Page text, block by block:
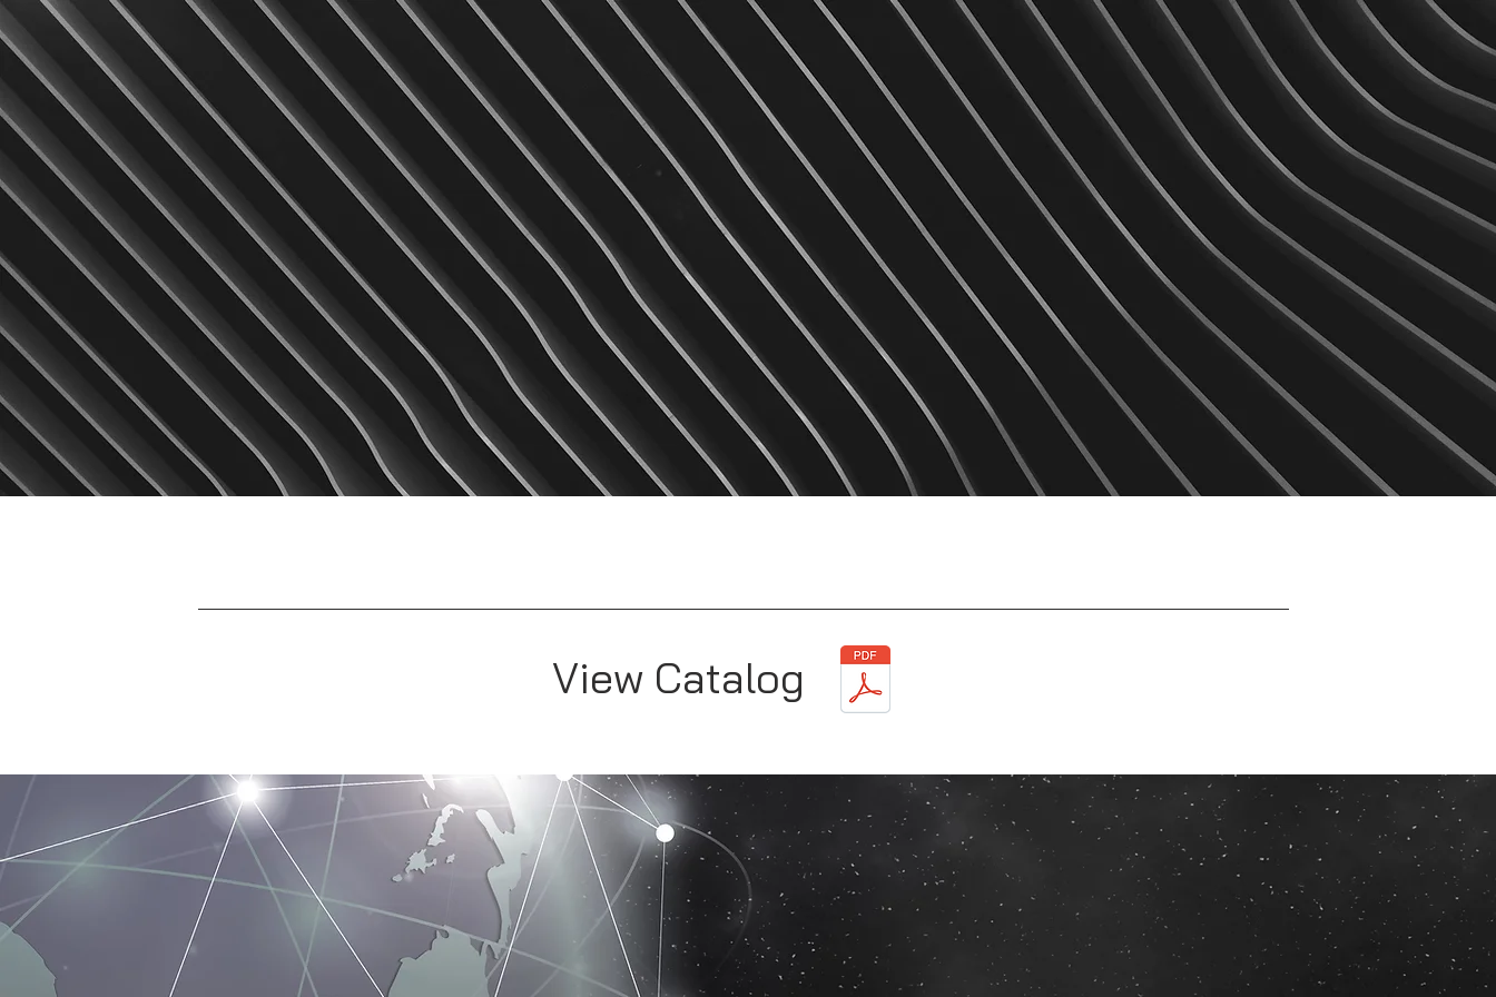
View Catalog